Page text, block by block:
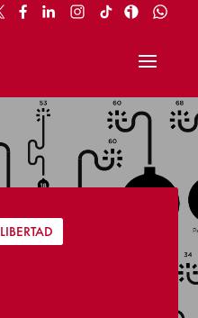
LIBERTAD